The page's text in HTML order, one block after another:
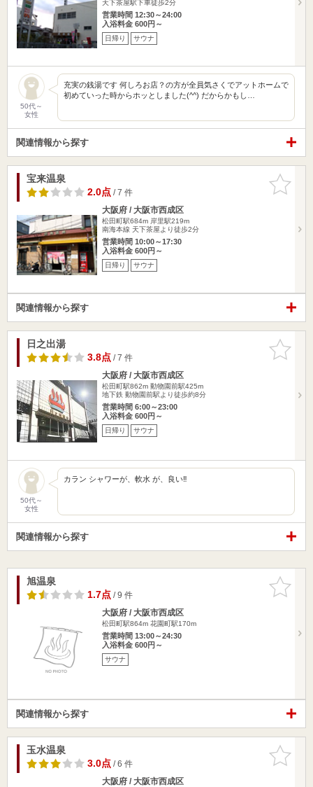
天下茶屋駅下車徒歩2分
営業時間 12:30～24:00
入浴料金 600円～
日帰り サウナ
50代～
女性
充実の銭湯です 何しろお店？の方が全員気さくでアットホームで
初めていった時からホッとしました(^^) だからかもし…
関連情報から探す
お気に入
りに追加
宝来温泉
2.0点/ 7 件
大阪府 / 大阪市西成区
松田町駅684m 岸里駅219m
南海本線 天下茶屋より徒歩2分
営業時間 10:00～17:30
入浴料金 600円～
日帰り サウナ
関連情報から探す
お気に入
りに追加
日之出湯
3.8点/ 7 件
大阪府 / 大阪市西成区
松田町駅862m 動物園前駅425m
地下鉄 動物園前駅より徒歩約8分
営業時間 6:00～23:00
入浴料金 600円～
日帰り サウナ
50代～
女性
カラン シャワーが、軟水 が、良い‼️
関連情報から探す
お気に入
りに追加
旭温泉
1.7点/ 9 件
大阪府 / 大阪市西成区
松田町駅864m 花園町駅170m
営業時間 13:00～24:30
入浴料金 600円～
サウナ
関連情報から探す
お気に入
りに追加
玉水温泉
3.0点/ 6 件
大阪府 / 大阪市西成区